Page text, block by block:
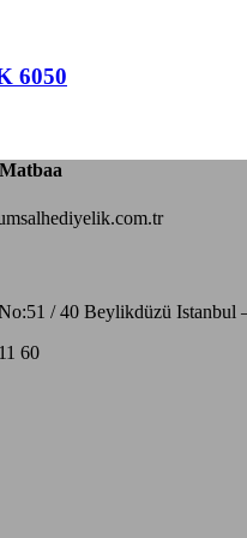
6050
/ 40 Beylikdüzü Istanbul
60